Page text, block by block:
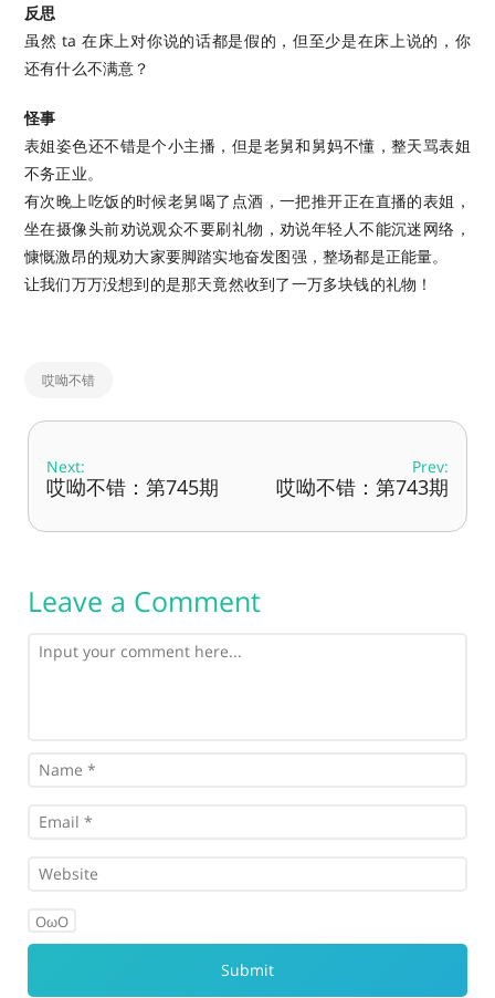
反思
虽然 ta 在床上对你说的话都是假的，但至少是在床上说的，你
还有什么不满意？
怪事
表姐姿色还不错是个小主播，但是老舅和舅妈不懂，整天骂表姐
不务正业。
有次晚上吃饭的时候老舅喝了点酒，一把推开正在直播的表姐，
坐在摄像头前劝说观众不要刷礼物，劝说年轻人不能沉迷网络，
慷慨激昂的规劝大家要脚踏实地奋发图强，整场都是正能量。
让我们万万没想到的是那天竟然收到了一万多块钱的礼物！
哎呦不错
Next:
哎呦不错：第745期
Prev:
哎呦不错：第743期
Leave a Comment
OωO